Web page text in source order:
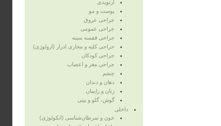
ارتوپدی
پوست و مو
جراحی عروق
جراحی عمومی
جراحی قفسه‌ سینه
جراحی کلیه و مجاری ادرار (ارولوژی)
جراحی کودکان
جراحی مغز و اعصاب
چشم
دهان و دندان
زنان و زایمان
گوش، گلو و بینی
داخلی
خون و سرطان‌شناسی (انکولوژی)